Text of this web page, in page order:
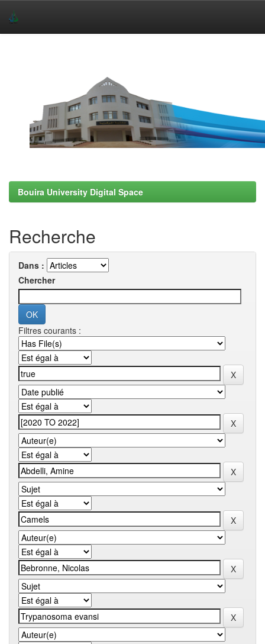
Bouira University Digital Space
Recherche
Dans :
Chercher
Filtres courants :